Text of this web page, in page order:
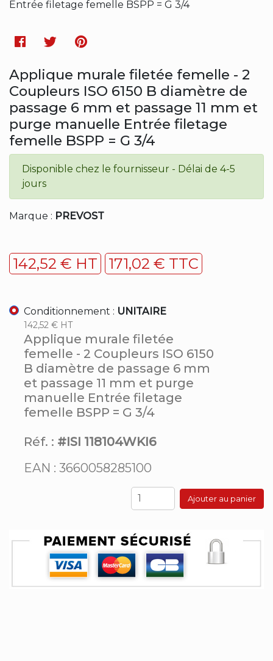
Entrée filetage femelle BSPP = G 3/4
Facebook
TwitterPinterest
Applique murale filetée femelle - 2
Coupleurs ISO 6150 B diamètre de
passage 6 mm et passage 11 mm et
purge manuelle Entrée filetage
femelle BSPP = G 3/4
Disponible chez le fournisseur - Délai de 4-5
jours
Marque : PREVOST
142,52 € HT 171,02 € TTC
Conditionnement : UNITAIRE
142,52 € HT
Applique murale filetée
femelle - 2 Coupleurs ISO 6150
B diamètre de passage 6 mm
et passage 11 mm et purge
manuelle Entrée filetage
femelle BSPP = G 3/4
Réf. : #ISI 118104WKI6
EAN : 3660058285100
Ajouter au panier